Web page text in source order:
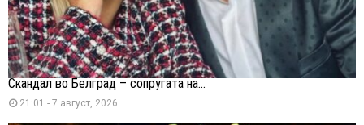
Скандал во Белград – сопругата на...
21:01 - 7 август, 2026